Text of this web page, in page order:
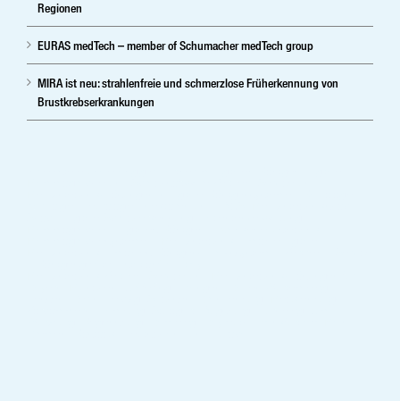
Regionen
EURAS medTech – member of Schumacher medTech group
MIRA ist neu: strahlenfreie und schmerzlose Früherkennung von
Brustkrebserkrankungen